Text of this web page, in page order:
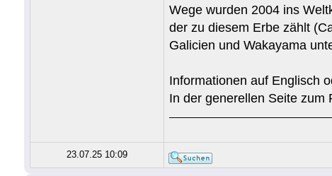
Wege wurden 2004 ins
der zu diesem Erbe zählt
Galicien und Wakayama
Informationen auf Englisch
In der generellen Seite zum
23.07.25 10:09